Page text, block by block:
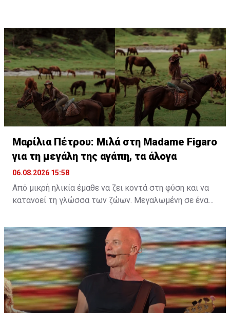
εντυπωσιακές πτεροφάλαινες.
Διαβάστε περισσότερα στο madamefigaro.cy
Διαβάστε επίσης:Μαρίλια Πέτρου: Μιλά στη Madame
Figaro για τη μεγάλη της αγάπη, τα άλογα
Μαρίλια Πέτρου: Μιλά στη Madame Figaro
για τη μεγάλη της αγάπη, τα άλογα
06.08.2026 15:58
Από μικρή ηλικία έμαθε να ζει κοντά στη φύση και να
κατανοεί τη γλώσσα των ζώων. Μεγαλωμένη σε ένα
ένας δεσμός που εξελίχθηκε σε τρόπο ζωής. Μια
ταινία, ένα παιδικό όνειρο και μια βαθιά εσωτερική
ανάγκη για ελευθερία ήταν αρκετά για να γεννηθεί μια
σχέση που θα τη σημάδευε για πάντα.
Διαβάστε περισσότερα στο madamefigaro.cy